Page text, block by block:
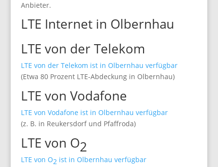
Anbieter.
LTE Internet in Olbernhau
LTE von der Telekom
LTE von der Telekom ist in Olbernhau verfügbar
(Etwa 80 Prozent LTE-Abdeckung in Olbernhau)
LTE von Vodafone
LTE von Vodafone ist in Olbernhau verfügbar
(z. B. in Reukersdorf und Pfaffroda)
LTE von O2
LTE von O2 ist in Olbernhau verfügbar